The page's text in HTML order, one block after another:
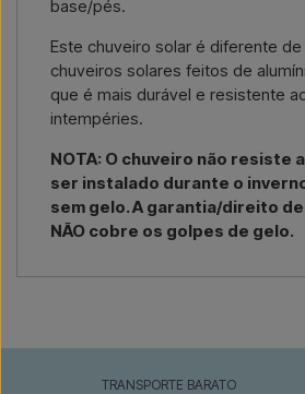
base/pés.
Este chuveiro solar é diferente
chuveiros solares feitos de
que é mais durável e resistente
intempéries.
NOTA: O chuveiro não resiste
ser instalado durante o
sem gelo. A garantia/direito
NÃO cobre os golpes de gelo.
TRANSPORTE BARATO